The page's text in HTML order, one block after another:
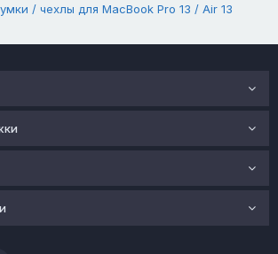
/ чехлы для MacBook Pro 13 / Air 13